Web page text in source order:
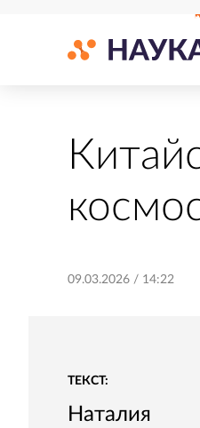
09.03.2026 / 14:22
ТЕКСТ:
Наталия